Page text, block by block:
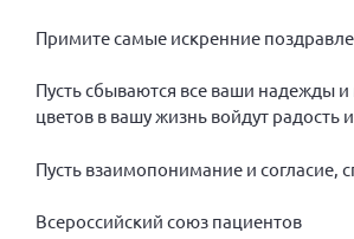
Примите самые искренние
Пусть сбываются все ваши надежды
цветов в вашу жизнь войдут
Пусть взаимопонимание и согласие,
Всероссийский союз пациентов